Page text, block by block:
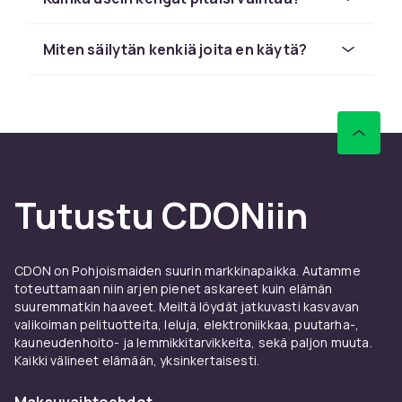
Kengät jokaiseen
saappaita, jotka suojaavat sateelta ja mudalta,
ja talvi vaatii vuorattuja kenkiä hyvällä
lenkkarit ja kevyemmät kengät sopivat
vaihtelevaan säähän. Meiltä löydät kaiken
kumisaappaista juhlaviin korkokenkiin.
Laatua ja mukavuutta joka
Miten säilytän kenkiä joita en käytä?
Tutustu CDONiin
CDON on Pohjoismaiden suurin markkinapaikka. Autamme
toteuttamaan niin arjen pienet askareet kuin elämän
suuremmatkin haaveet. Meiltä löydät jatkuvasti kasvavan
valikoiman pelituotteita, leluja, elektroniikkaa, puutarha-,
kauneudenhoito- ja lemmikkitarvikkeita, sekä paljon muuta.
Kaikki välineet elämään, yksinkertaisesti.